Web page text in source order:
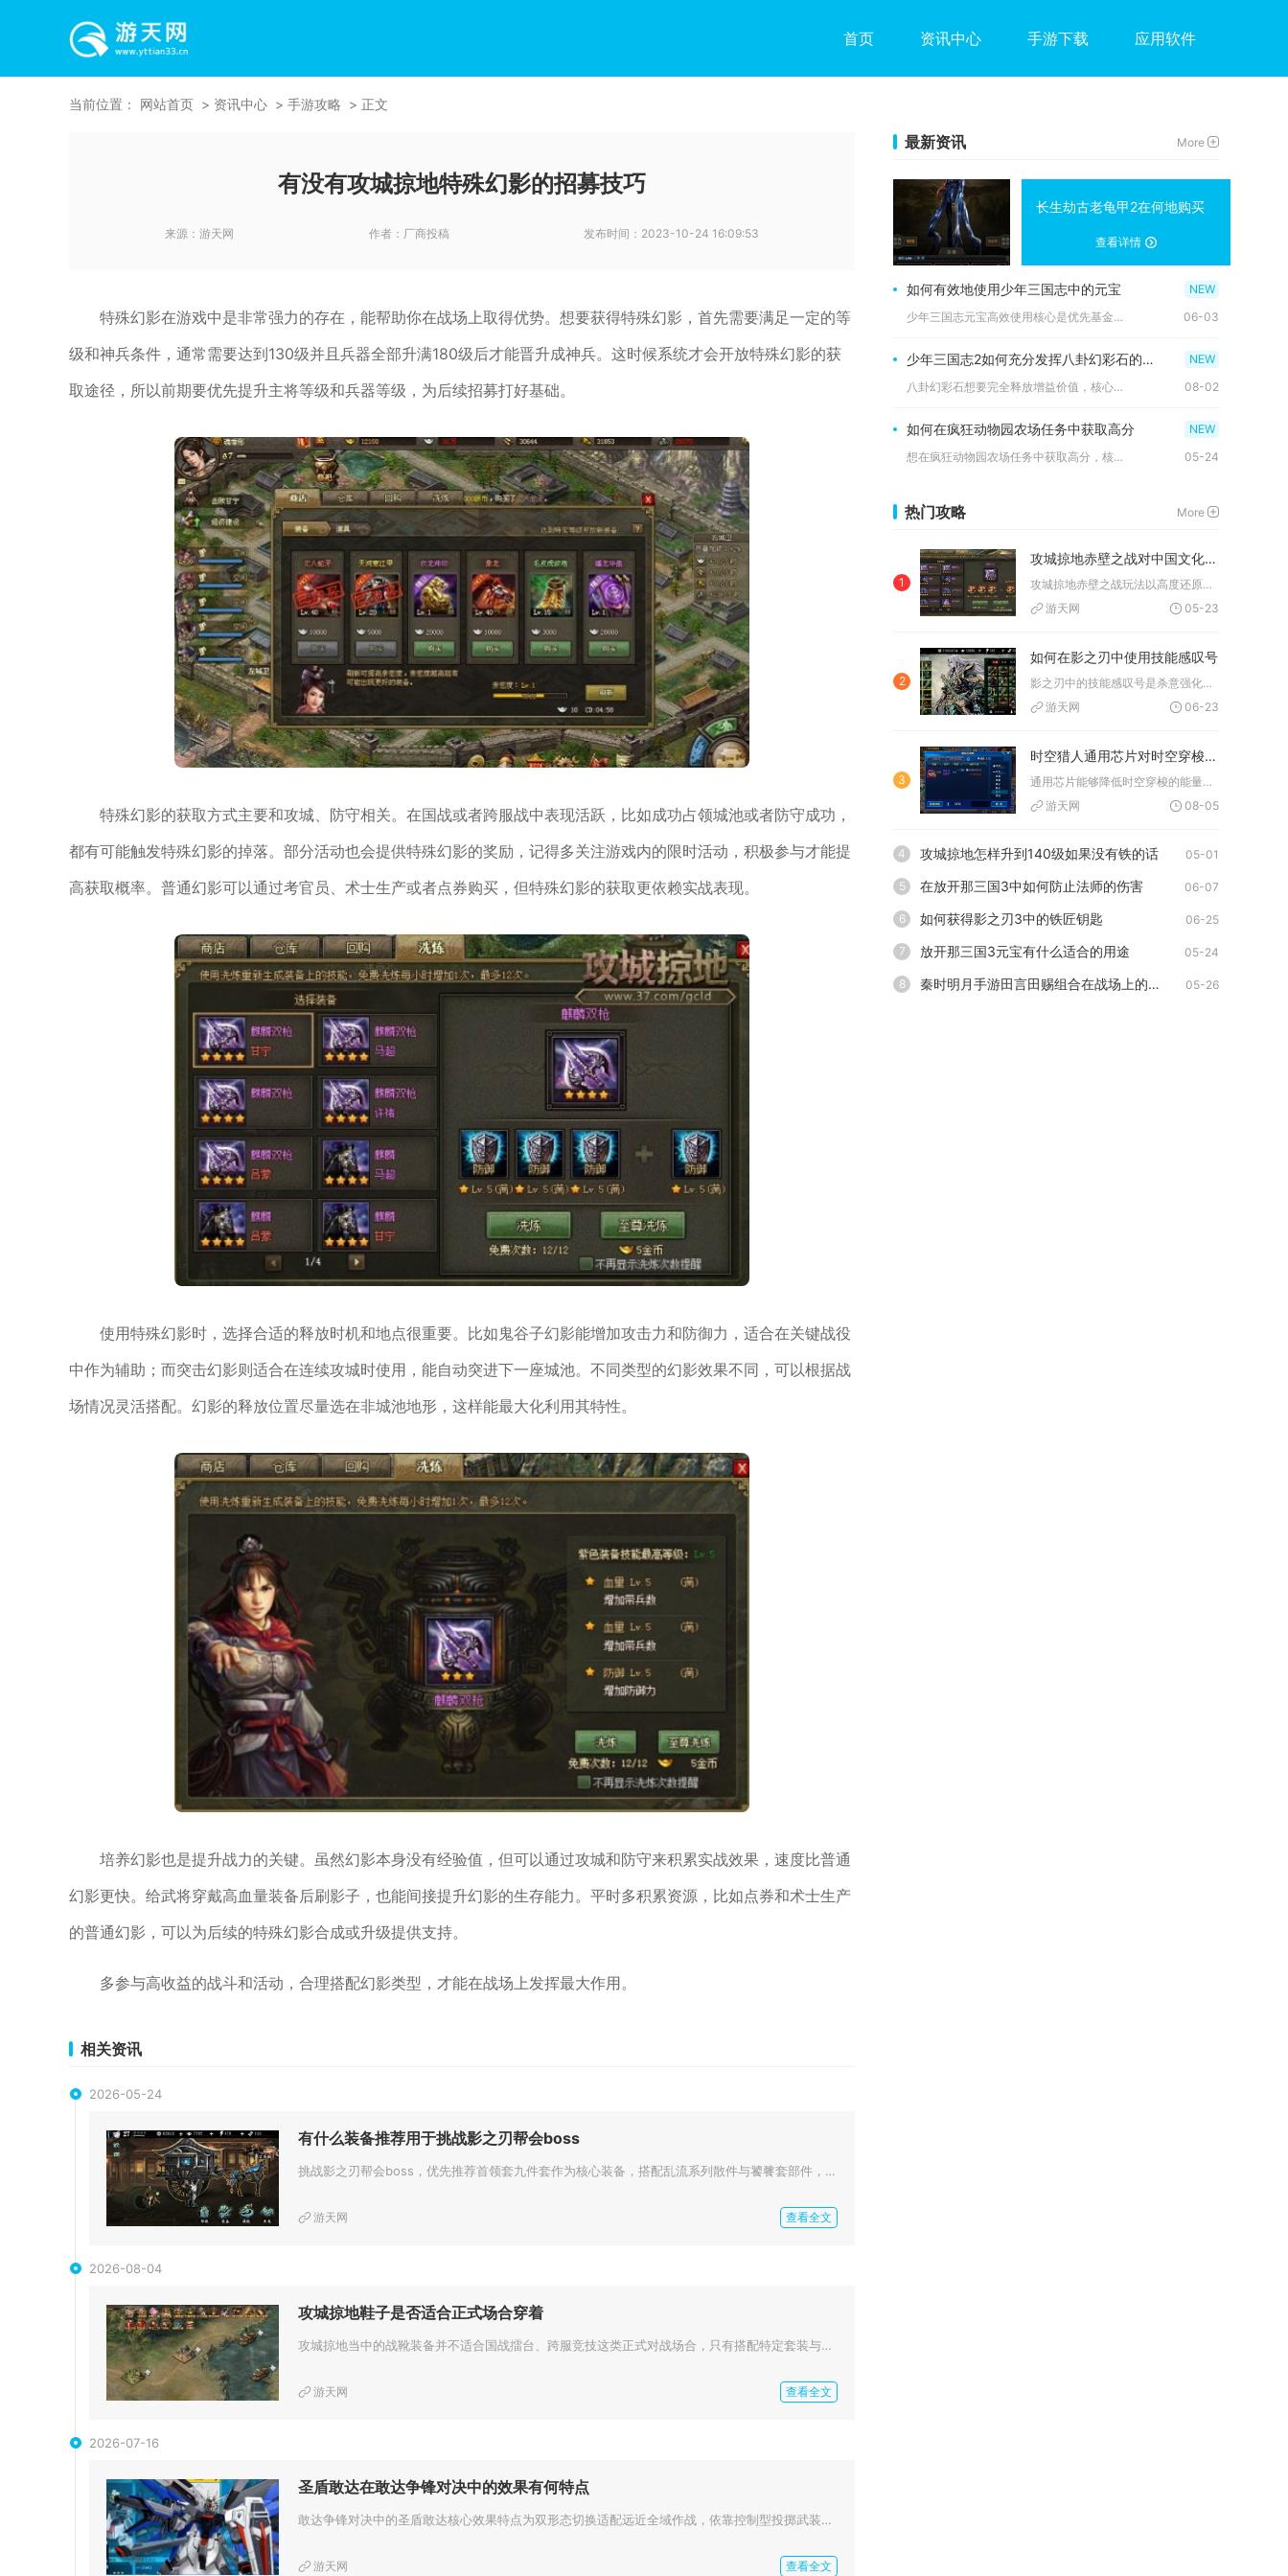
首页 资讯中心 手游下载 应用软件
当前位置： 网站首页 资讯中心 手游攻略 正文
有没有攻城掠地特殊幻影的招募技巧
来源： 游天网 作者： 厂商投稿 发布时间： 2023-10-24 16:09:53
特殊幻影在游戏中是非常强力的存在，能帮助你在战场上取得优势。想要获得特殊幻影，首先需要满足一定的等
级和神兵条件，通常需要达到130级并且兵器全部升满180级后才能晋升成神兵。这时候系统才会开放特殊幻影的获
取途径，所以前期要优先提升主将等级和兵器等级，为后续招募打好基础。
特殊幻影的获取方式主要和攻城、防守相关。在国战或者跨服战中表现活跃，比如成功占领城池或者防守成功，
都有可能触发特殊幻影的掉落。部分活动也会提供特殊幻影的奖励，记得多关注游戏内的限时活动，积极参与才能提
高获取概率。普通幻影可以通过考官员、术士生产或者点券购买，但特殊幻影的获取更依赖实战表现。
使用特殊幻影时，选择合适的释放时机和地点很重要。比如鬼谷子幻影能增加攻击力和防御力，适合在关键战役
中作为辅助；而突击幻影则适合在连续攻城时使用，能自动突进下一座城池。不同类型的幻影效果不同，可以根据战
场情况灵活搭配。幻影的释放位置尽量选在非城池地形，这样能最大化利用其特性。
培养幻影也是提升战力的关键。虽然幻影本身没有经验值，但可以通过攻城和防守来积累实战效果，速度比普通
幻影更快。给武将穿戴高血量装备后刷影子，也能间接提升幻影的生存能力。平时多积累资源，比如点券和术士生产
的普通幻影，可以为后续的特殊幻影合成或升级提供支持。
多参与高收益的战斗和活动，合理搭配幻影类型，才能在战场上发挥最大作用。
相关资讯
2026-05-24
有什么装备推荐用于挑战影之刃帮会boss
挑战影之刃帮会boss，优先推荐首领套九件套作为核心装备，搭配乱流系列散件与饕餮套部件，词条以首领增伤、破甲、暴击伤害为...
游天网 查看全文
2026-08-04
攻城掠地鞋子是否适合正式场合穿着
攻城掠地当中的战靴装备并不适合国战擂台、跨服竞技这类正式对战场合，只有搭配特定套装与洗练属性之后，才能勉强适配高阶对局，...
游天网 查看全文
2026-07-16
圣盾敢达在敢达争锋对决中的效果有何特点
敢达争锋对决中的圣盾敢达核心效果特点为双形态切换适配远近全域作战，依靠控制型投掷武装、MA形态高速机动重火力、差异化必杀...
游天网 查看全文
最新资讯 More
长生劫古老龟甲2在何地购买
查看详情
如何有效地使用少年三国志中的元宝
少年三国志元宝高效使用核心是优先基金与日常刚需、聚焦核心养成... 06-03
少年三国志2如何充分发挥八卦幻彩石的优势
八卦幻彩石想要完全释放增益价值，核心逻辑是定向囤积稳定渠道资... 08-02
如何在疯狂动物园农场任务中获取高分
想在疯狂动物园农场任务中获取高分，核心在于精准操控套索、熟练... 05-24
热门攻略 More
1
攻城掠地赤壁之战对中国文化遗产的保护有何贡献
攻城掠地赤壁之战玩法以高度还原三国赤壁古战场与经典战役细节为...
游天网
05-23
2
如何在影之刃中使用技能感叹号
影之刃中的技能感叹号是杀意强化与连招触发的核心提示，精准把握...
游天网
06-23
3
时空猎人通用芯片对时空穿梭有何作用
通用芯片能够降低时空穿梭的能量消耗、延长穿梭持续时长，同时解...
游天网
08-05
4 攻城掠地怎样升到140级如果没有铁的话 05-01
5 在放开那三国3中如何防止法师的伤害 06-07
6 如何获得影之刃3中的铁匠钥匙 06-25
7 放开那三国3元宝有什么适合的用途 05-24
8 秦时明月手游田言田赐组合在战场上的作用是什么 05-26